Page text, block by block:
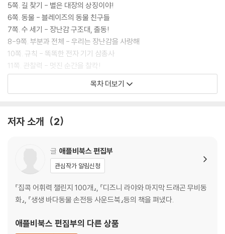
5쪽. 길 찾기 - 별은 대장의 상징이야!
6쪽. 동물 - 블레이즈의 동물 친구들
7쪽. 수 세기 - 장난감 구조대, 출동!
8-9쪽. 부분과 전체 - 우리는 장난감을 사랑해
10쪽. 규칙 - 똑똑한 전자 기기 삼총사
11쪽. 관찰력 - 멋진 순간을 찰칵!
12-13쪽. 창의력 - 우리랑 함께 놀자!
14쪽. 부분과 전체 - 보니의 장난감 친구들
목차 더보기
저자 소개 2
글 애플비북스 편집부
관심작가 알림신청
『집콕 어휘력 챌린지 100개』, 『디즈니 라야와 마지막 드래곤 무비동
화』, 『생생 바다동물 손전등 사운드북』등의 책을 펴냈다.
애플비북스 편집부의 다른 상품